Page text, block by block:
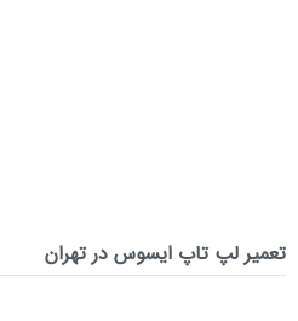
تعمیر لپ‌ تاپ ایسوس در تهران